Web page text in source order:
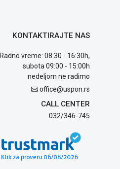
KONTAKTIRAJTE NAS
Radno vreme: 08:30 - 16:30h,
subota 09:00 - 15:00h
nedeljom ne radimo
office@uspon.rs
CALL CENTER
032/346-745